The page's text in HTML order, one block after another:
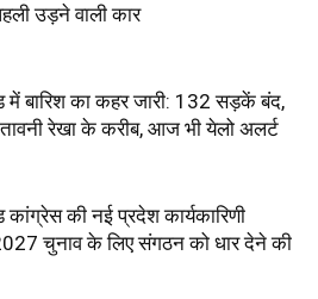
उड़ने वाली कार
में बारिश का कहर जारी: 132 सड़कें बंद,
रेखा के करीब, आज भी येलो अलर्ट
कांग्रेस की नई प्रदेश कार्यकारिणी
चुनाव के लिए संगठन को धार देने की